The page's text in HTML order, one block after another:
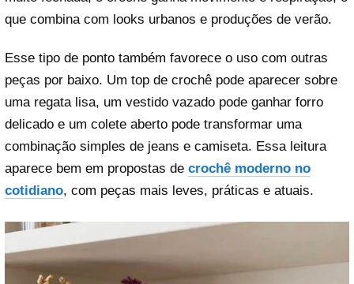
que combina com looks urbanos e produções de verão.
Esse tipo de ponto também favorece o uso com outras
peças por baixo. Um top de crochê pode aparecer sobre
uma regata lisa, um vestido vazado pode ganhar forro
delicado e um colete aberto pode transformar uma
combinação simples de jeans e camiseta. Essa leitura
aparece bem em propostas de crochê moderno no
cotidiano, com peças mais leves, práticas e atuais.